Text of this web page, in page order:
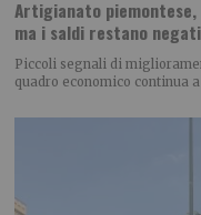
Artigianato
ma i saldi restano
Piccoli segnali di
quadro economico continua